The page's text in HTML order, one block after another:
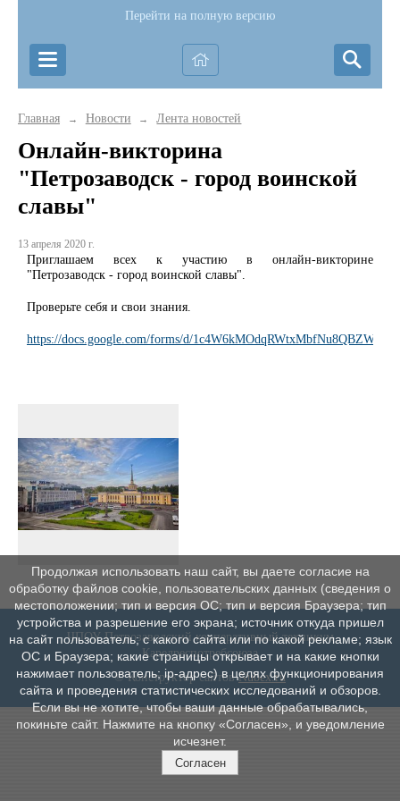
Перейти на полную версию
Главная → Новости → Лента новостей
Онлайн-викторина
"Петрозаводск - город воинской
славы"
13 апреля 2020 г.
Приглашаем всех к участию в онлайн-викторине
"Петрозаводск - город воинской славы".
Проверьте себя и свои знания.
https://docs.google.com/forms/d/
ЧПОУ Петрозаводский кооперативный техникум
Карелреспотребсоюза
© Конструктор сайтовNubex.ru
Продолжая использовать наш сайт, вы даете согласие на
обработку файлов cookie, пользовательских данных (сведения о
местоположении; тип и версия ОС; тип и версия Браузера; тип
устройства и разрешение его экрана; источник откуда пришел
на сайт пользователь; с какого сайта или по какой рекламе; язык
ОС и Браузера; какие страницы открывает и на какие кнопки
нажимает пользователь; ip-адрес) в целях функционирования
сайта и проведения статистических исследований и обзоров.
Если вы не хотите, чтобы ваши данные обрабатывались,
покиньте сайт. Нажмите на кнопку «Согласен», и уведомление
исчезнет.
Согласен